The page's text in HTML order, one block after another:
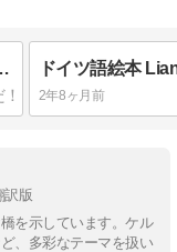
Entlein みにくいアヒルの子
2年8ヶ月前
訳版
を示しています。ケル
、多彩なテーマを扱い